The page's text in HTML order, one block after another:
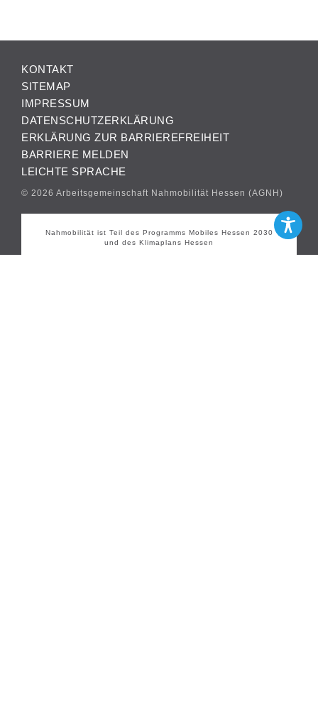
KONTAKT
SITEMAP
IMPRESSUM
DATENSCHUTZERKLÄRUNG
ERKLÄRUNG ZUR BARRIEREFREIHEIT
BARRIERE MELDEN
LEICHTE SPRACHE
© 2026 Arbeitsgemeinschaft Nahmobilität Hessen (AGNH)
Nahmobilität ist Teil des Programms Mobiles Hessen 2030
und des Klimaplans Hessen